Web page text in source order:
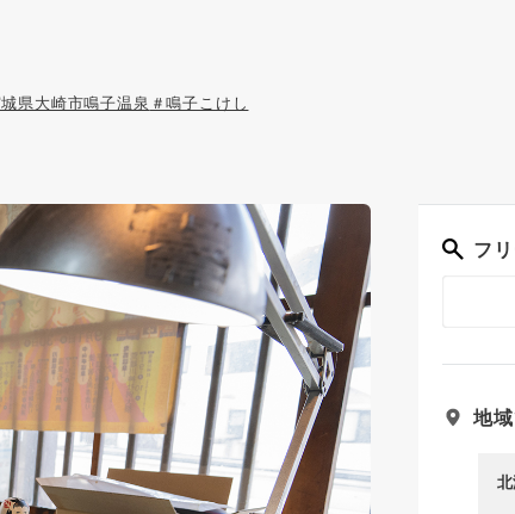
城県大崎市鳴子温泉 ＃鳴子こけし
フ
地